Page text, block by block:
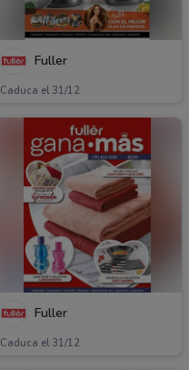
Fuller
Caduca el 31/12
Fuller
Caduca el 31/12